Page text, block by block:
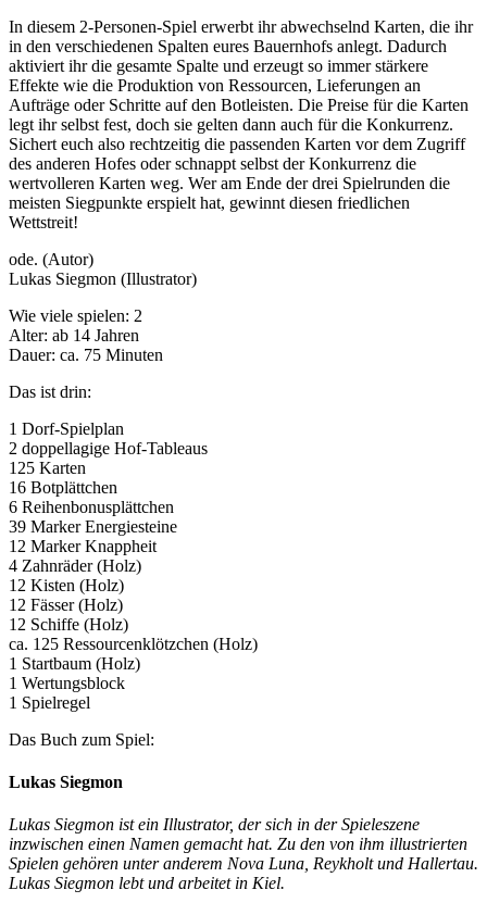
In diesem 2-Personen-Spiel erwerbt ihr abwechselnd Karten, die ihr
in den verschiedenen Spalten eures Bauernhofs anlegt. Dadurch
aktiviert ihr die gesamte Spalte und erzeugt so immer stärkere
Effekte wie die Produktion von Ressourcen, Lieferungen an
Aufträge oder Schritte auf den Botleisten. Die Preise für die Karten
legt ihr selbst fest, doch sie gelten dann auch für die Konkurrenz.
Sichert euch also rechtzeitig die passenden Karten vor dem Zugriff
des anderen Hofes oder schnappt selbst der Konkurrenz die
wertvolleren Karten weg. Wer am Ende der drei Spielrunden die
meisten Siegpunkte erspielt hat, gewinnt diesen friedlichen
Wettstreit!
ode. (Autor)
Lukas Siegmon (Illustrator)
Wie viele spielen: 2
Alter: ab 14 Jahren
Dauer: ca. 75 Minuten
Das ist drin:
1 Dorf-Spielplan
2 doppellagige Hof-Tableaus
125 Karten
16 Botplättchen
6 Reihenbonusplättchen
39 Marker Energiesteine
12 Marker Knappheit
4 Zahnräder (Holz)
12 Kisten (Holz)
12 Fässer (Holz)
12 Schiffe (Holz)
ca. 125 Ressourcenklötzchen (Holz)
1 Startbaum (Holz)
1 Wertungsblock
1 Spielregel
Das Buch zum Spiel:
Lukas Siegmon
Lukas Siegmon ist ein Illustrator, der sich in der Spieleszene
inzwischen einen Namen gemacht hat. Zu den von ihm illustrierten
Spielen gehören unter anderem Nova Luna, Reykholt und Hallertau.
Lukas Siegmon lebt und arbeitet in Kiel.